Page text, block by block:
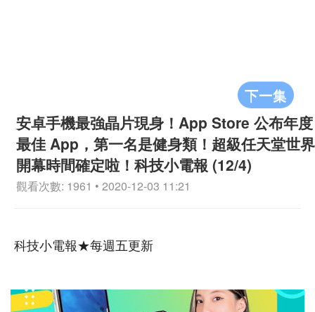
下一集
安卓手機最強晶片現身！App Store 公布年度
最佳 App，第一名是健身類！超級任天堂世界
開幕時間確定啦！科技小電報 (12/4)
觀看次數: 1961 • 2020-12-03 11:21
科技小電報★每週五更新